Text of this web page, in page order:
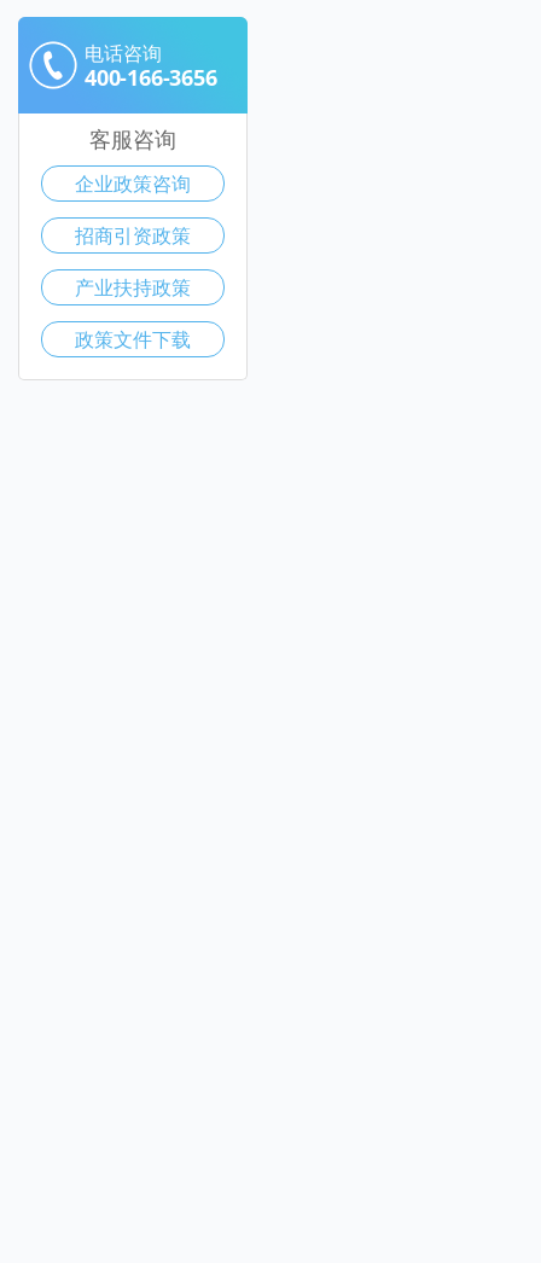
电话咨询
400-166-3656
客服咨询
企业政策咨询
招商引资政策
产业扶持政策
政策文件下载